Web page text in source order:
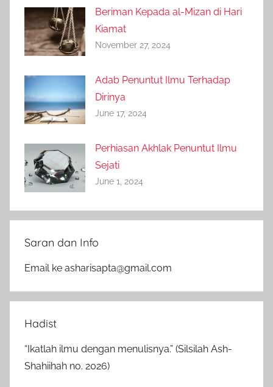
Beriman Kepada al-Mizan di Hari
Kiamat
November 27, 2024
Adab Penuntut Ilmu Terhadap
Dirinya
June 17, 2024
Perhiasan Akhlak Penuntut Ilmu
Sejati
June 1, 2024
Saran dan Info
Email ke asharisapta@gmail.com
Hadist
“Ikatlah ilmu dengan menulisnya.” (Silsilah Ash-
Shahiihah no. 2026)